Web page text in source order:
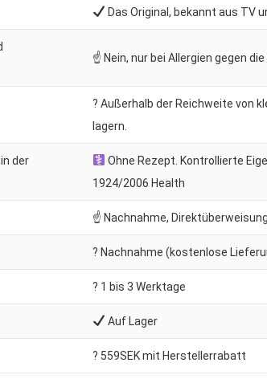
Das Original, bekannt aus TV
☝ Nein, nur bei Allergien gegen
? Außerhalb der Reichweite von
lagern.
der
Ohne Rezept. Kontrollierte
1924/2006 Health
☝ Nachnahme, Direktüberweisung
? Nachnahme (kostenlose
?️ 1 bis 3 Werktage
Auf Lager
? 559SEK mit Herstellerrabatt